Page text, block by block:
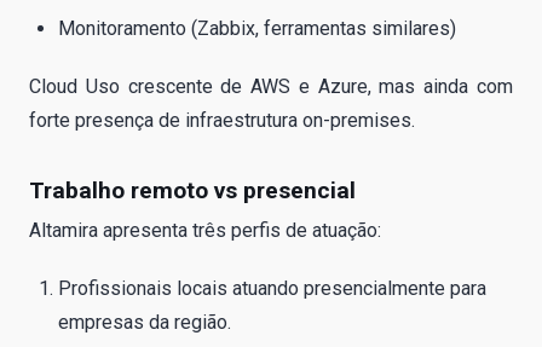
Monitoramento (Zabbix, ferramentas similares)
Cloud Uso crescente de AWS e Azure, mas ainda com
forte presença de infraestrutura on-premises.
Trabalho remoto vs presencial
Altamira apresenta três perfis de atuação:
Profissionais locais atuando presencialmente para
empresas da região.